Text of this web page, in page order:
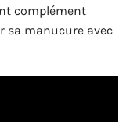
complément
sa manucure avec